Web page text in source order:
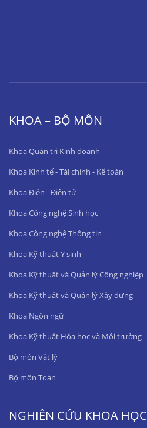
KHOA – BỘ MÔN
Khoa Quản trị Kinh doanh
Khoa Kinh tế - Tài chính - Kế toán
Khoa Điện - Điện tử
Khoa Công nghệ Sinh học
Khoa Công nghệ Thông tin
Khoa Kỹ thuật Y sinh
Khoa Kỹ thuật và Quản lý Công nghiệp
Khoa Kỹ thuật và Quản lý Xây dựng
Khoa Ngôn ngữ
Khoa Kỹ thuật Hóa học và Môi trường
Bộ môn Vật lý
Bộ môn Toán
NGHIÊN CỨU KHOA HỌC